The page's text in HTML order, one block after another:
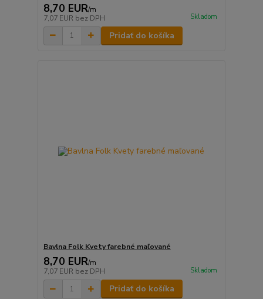
8,70 EUR/m
7,07 EUR bez DPH Skladom
Pridať do košíka
Bavlna Folk Kvety farebné maľované
8,70 EUR/m
7,07 EUR bez DPH Skladom
Pridať do košíka